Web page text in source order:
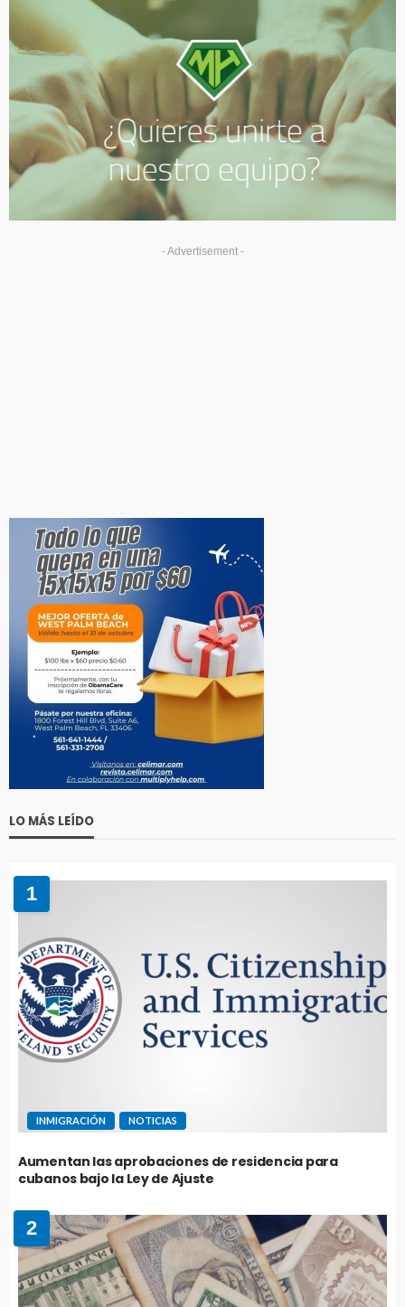
- Advertisement -
LO MÁS LEÍDO
1
INMIGRACIÓN NOTICIAS
Aumentan las aprobaciones de residencia para
cubanos bajo la Ley de Ajuste
2